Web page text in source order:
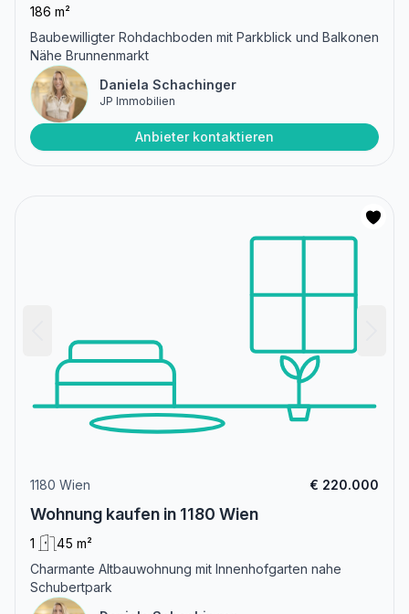
186 m²
Baubewilligter Rohdachboden mit Parkblick und Balkonen
Nähe Brunnenmarkt
Daniela Schachinger
JP Immobilien
Anbieter kontaktieren
1180 Wien € 220.000
Wohnung kaufen in 1180 Wien
1
45 m²
Charmante Altbauwohnung mit Innenhofgarten nahe
Schubertpark